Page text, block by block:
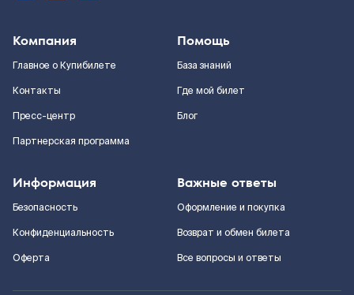
Компания
Главное о Купибилете
Контакты
Пресс-центр
Партнерская программа
Помощь
База знаний
Где мой билет
Блог
Информация
Безопасность
Конфиденциальность
Оферта
Важные ответы
Оформление и покупка
Возврат и обмен билета
Все вопросы и ответы